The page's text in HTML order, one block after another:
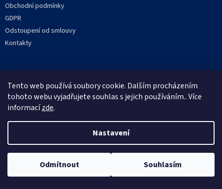
Tento web používá soubory cookie. Dalším procházením
tohoto webu vyjadřujete souhlas s jejich používáním.. Více
informacízde.
Nastavení
Odmítnout Souhlasím
Obchodní podmínky
GDPR
Odstoupení od smlouvy
Kontakty
Facebook
Vytvořil Shoptet
Copyright 2026XRAYstore . Všechna práva vyhrazena.